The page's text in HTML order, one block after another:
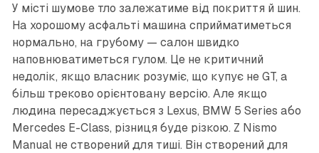
У місті шумове тло залежатиме від покриття й шин.
На хорошому асфальті машина сприйматиметься
нормально, на грубому — салон швидко
наповнюватиметься гулом. Це не критичний
недолік, якщо власник розуміє, що купує не GT, а
більш треково орієнтовану версію. Але якщо
людина пересаджується з Lexus, BMW 5 Series або
Mercedes E-Class, різниця буде різкою. Z Nismo
Manual не створений для тиші. Він створений для